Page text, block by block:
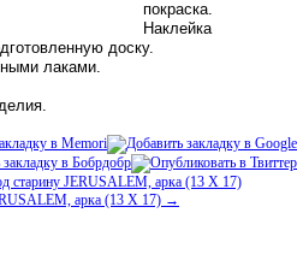
покраска.
Наклейка
доску.
лаками.
старину JERUSALEM, арка (13 Х 17)
арка (13 Х 17) →